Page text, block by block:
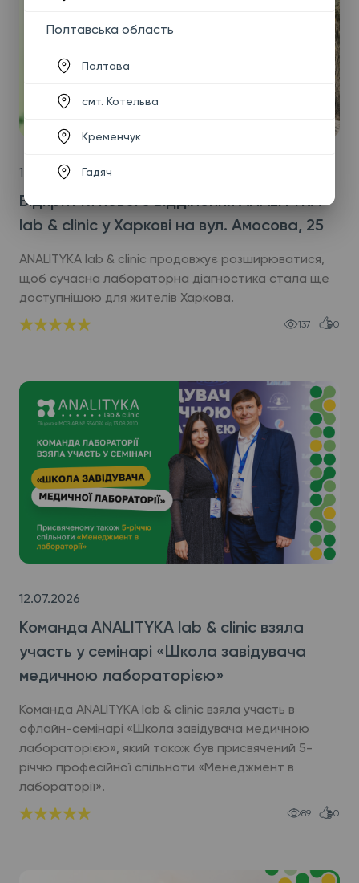
14.07.2026
Відкриття нового відділення ANALITYKA
lab & clinic у Харкові на вул. Амосова, 25
ANALITYKA lab & clinic продовжує розширюватися,
щоб сучасна лабораторна діагностика стала ще
доступнішою для жителів Харкова.
137 0
12.07.2026
Команда ANALITYKA lab & clinic взяла
участь у семінарі «Школа завідувача
медичною лабораторією»
Команда ANALITYKA lab & clinic взяла участь в
офлайн-семінарі «Школа завідувача медичною
лабораторією», який також був присвячений 5-
річчю професійної спільноти «Менеджмент в
лабораторії».
89 0
Полтавська область
Полтава
смт. Котельва
Кременчук
Гадяч